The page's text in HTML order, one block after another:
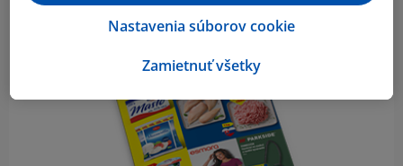
Zamietnuť všetky
Nastavenia súborov cookie